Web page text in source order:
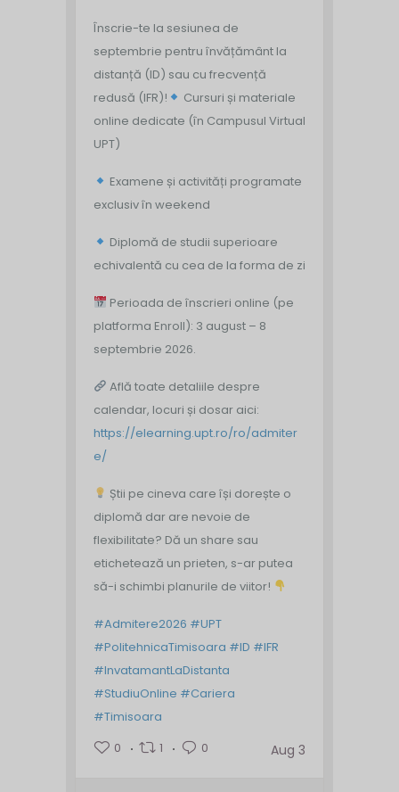
Înscrie-te la sesiunea de
septembrie pentru învățământ la
distanță (ID) sau cu frecvență
redusă (IFR)!
Cursuri și materiale
online dedicate (în Campusul Virtual
UPT)
Examene și activități programate
exclusiv în weekend
Diplomă de studii superioare
echivalentă cu cea de la forma de zi
Perioada de înscrieri online (pe
platforma Enroll): 3 august – 8
septembrie 2026.
Află toate detaliile despre
calendar, locuri și dosar aici:
https://elearning.upt.ro/ro/admiter
e/
Știi pe cineva care își dorește o
diplomă dar are nevoie de
flexibilitate? Dă un share sau
etichetează un prieten, s-ar putea
să-i schimbi planurile de viitor!
#Admitere2026 #UPT
#PolitehnicaTimisoara #ID #IFR
#InvatamantLaDistanta
#StudiuOnline #Cariera
#Timisoara
0
1 0 Aug 3